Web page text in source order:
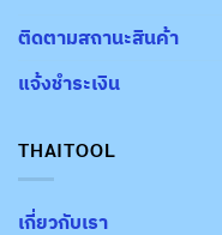
ติดตามสถานะสินค้า
แจ้งชำระเงิน
THAITOOL
เกี่ยวกับเรา